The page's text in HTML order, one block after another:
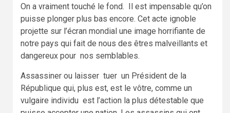
On a vraiment touché le fond. Il est impensable qu’on
puisse plonger plus bas encore. Cet acte ignoble
projette sur l’écran mondial une image horrifiante de
notre pays qui fait de nous des êtres malveillants et
dangereux pour nos semblables.
Assassiner ou laisser tuer un Président de la
République qui, plus est, est le vôtre, comme un
vulgaire individu est l’action la plus détestable que